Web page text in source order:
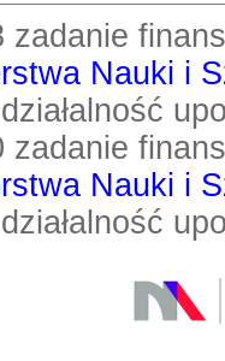
zadanie
Nauki i
działalność
zadanie
Nauki i
działalność